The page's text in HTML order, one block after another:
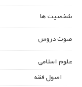
شخصیت ها
صوت دروس
علوم اسلامی
اصول فقه